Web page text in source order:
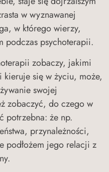
w wyznawanej
w którego wierzy,
podczas psychoterapii.
zobaczy, jakimi
się w życiu, może,
swojej
zobaczyć, do czego w
potrzebna: że np.
przynależności,
podłożem jego relacji z